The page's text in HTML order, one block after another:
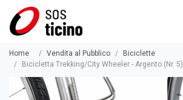
Home Vendita al Pubblico
Biciclette
Bicicletta Trekking/City Wheeler - Argento (Nr. 5)